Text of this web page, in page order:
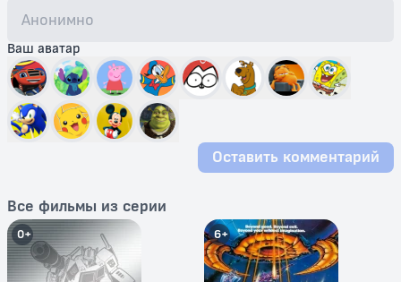
Ваш аватар
Оставить комментарий
Все фильмы из серии
0+ 6+